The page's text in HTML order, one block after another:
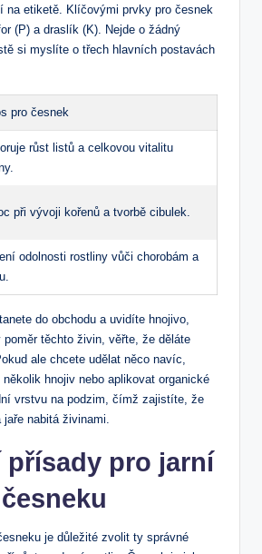
na etiketě. Klíčovými prvky pro česnek
(P) a draslík (K). Nejde o žádný
si myslíte o třech hlavních postavách
pro česnek
růst listů a celkovou vitalitu
při vývoji kořenů a tvorbě cibulek.
odolnosti rostliny vůči chorobám a
do obchodu a uvidíte hnojivo,
poměr těchto živin, věřte, že děláte
ale chcete udělat něco navíc,
hnojiv nebo aplikovat organické
vrstvu na podzim, čímž zajistíte, že
jaře nabitá živinami.
přísady pro jarní
je důležité zvolit ty správné